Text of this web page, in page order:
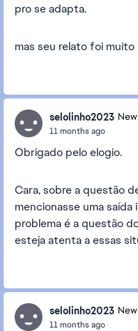
pro se adapta.
mas seu relato foi
selolinho2023
11 months ago
Obrigado pelo elogio.
Cara, sobre a questão
mencionasse uma
problema é a questão
esteja atenta a essas
selolinho2023
11 months ago